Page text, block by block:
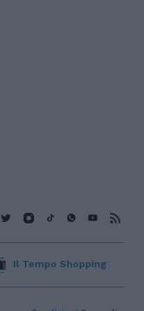
Il Tempo Shopping